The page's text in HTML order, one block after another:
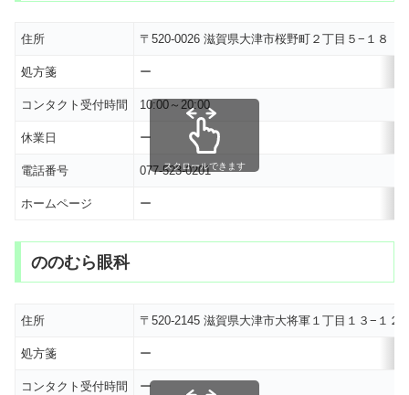
住所 〒520-0026 滋賀県大津市桜野町２丁目５−１８
処方箋 ー
コンタクト受付時間 10:00～20:00
休業日 ー
電話番号 077-523-0201
ホームページ ー
スクロールできます
ののむら眼科
住所 〒520-2145 滋賀県大津市大将軍１丁目１３−１
処方箋 ー
コンタクト受付時間 ー